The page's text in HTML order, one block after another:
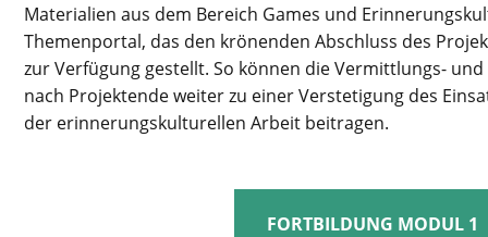
Materialien aus dem Bereich Games und
Themenportal, das den krönenden Abschluss des
zur Verfügung gestellt. So können die Vermittlungs-
nach Projektende weiter zu einer Verstetigung des
der erinnerungskulturellen Arbeit beitragen.
FORTBILDUNG MODUL 1